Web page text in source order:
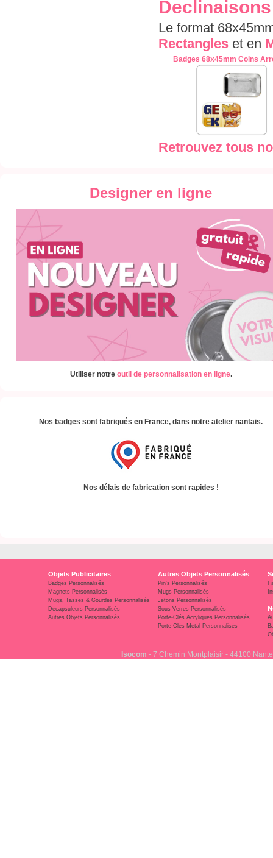
Declinaisons
Le format
Rectangles et en
Badges 68x45mm Coins
Retrouvez tous
Designer en ligne
Utiliser notre outil de personnalisation en ligne.
Nos badges sont fabriqués en France, dans notre atelier nantais.
Nos délais de fabrication sont rapides !
Objets Publicitaires
Badges Personnalisés
Magnets Personnalisés
Mugs, Tasses & Gourdes Personnalisés
Décapsuleurs Personnalisés
Autres Objets Personnalisés
Autres Objets Personnalisés
Pin's Personnalisés
Mugs Personnalisés
Jetons Personnalisés
Sous Verres Personnalisés
Porte-Clés Acryliques Personnalisés
Porte-Clés Metal Personnalisés
Isocom - 7 Chemin Montplaisir - 44100